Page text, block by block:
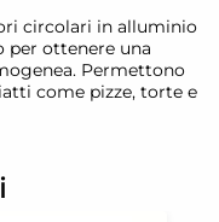
circolari in alluminio
per ottenere una
Permettono
come pizze, torte e